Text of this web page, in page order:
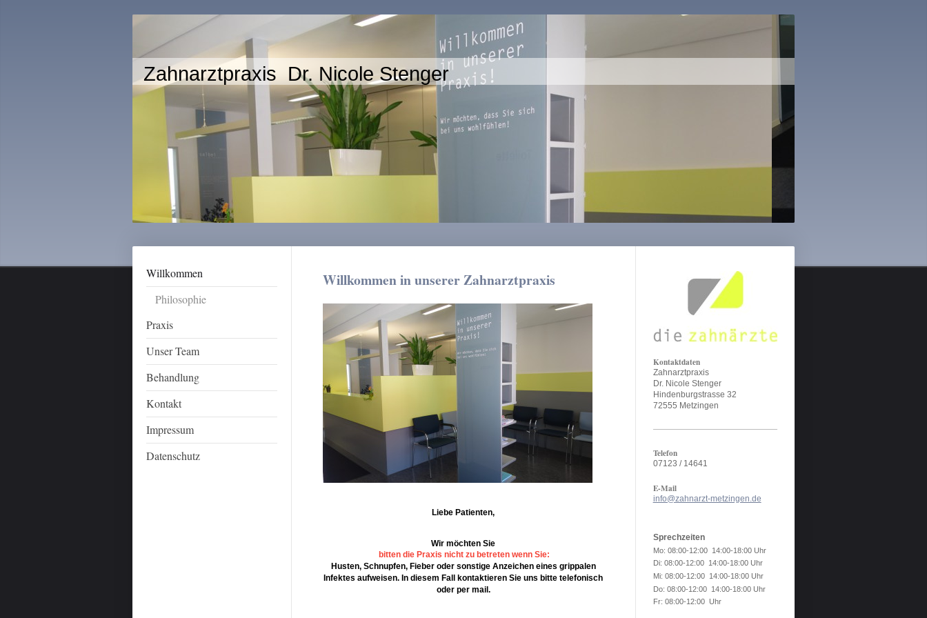
Zahnarztpraxis Dr. Nicole Stenger
Willkommen
Philosophie
Praxis
Unser Team
Behandlung
Kontakt
Impressum
Datenschutz
Willkommen in unserer Zahnarztpraxis
Liebe Patienten,
Wir möchten Sie
bitten die Praxis nicht zu betreten wenn Sie:
Husten, Schnupfen, Fieber oder sonstige Anzeichen eines grippalen
Infektes aufweisen. In diesem Fall kontaktieren Sie uns bitte telefonisch
oder per mail.
Kontaktdaten
Zahnarztpraxis
Dr. Nicole Stenger
Hindenburgstrasse 32
72555 Metzingen
Telefon
07123 / 14641
E-Mail
info@zahnarzt-metzingen.de
Sprechzeiten
Mo: 08:00-12:00 14:00-18:00 Uhr
Di: 08:00-12:00 14:00-18:00 Uhr
Mi: 08:00-12:00 14:00-18:00 Uhr
Do: 08:00-12:00 14:00-18:00 Uhr
Fr: 08:00-12:00 Uhr